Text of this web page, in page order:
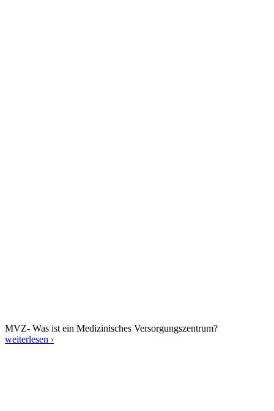
MVZ- Was ist ein Medizinisches Versorgungszentrum?
weiterlesen ›